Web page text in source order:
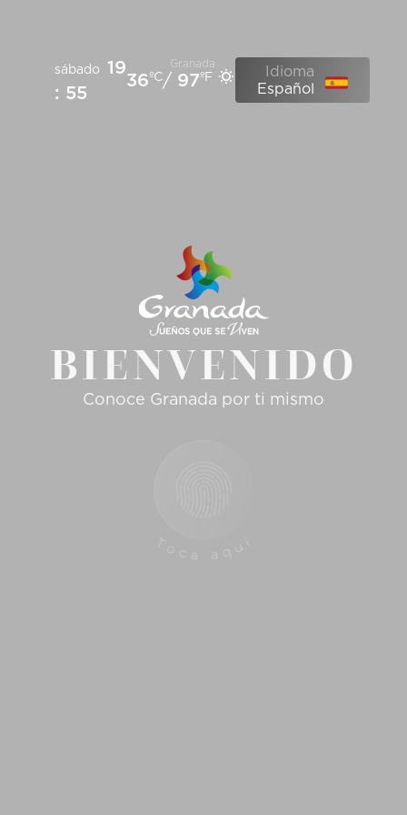
sábado 19
: 55
36ºC/ 97ºF
Granada
Idioma
Español
BIENVENIDO
Conoce Granada por ti mismo